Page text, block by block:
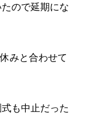
ので延期にな
みと合わせて
も中止だった